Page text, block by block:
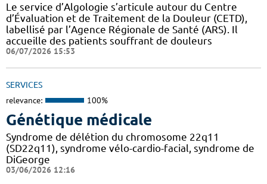
Le service d’Algologie s’articule autour du Centre
d’Évaluation et de Traitement de la Douleur (CETD),
labellisé par l’Agence Régionale de Santé (ARS). Il
accueille des patients souffrant de douleurs
06/07/2026 15:53
SERVICES
relevance: 100%
Génétique médicale
Syndrome de délétion du chromosome 22q11
(SD22q11), syndrome vélo-cardio-facial, syndrome de
DiGeorge
03/06/2026 12:16